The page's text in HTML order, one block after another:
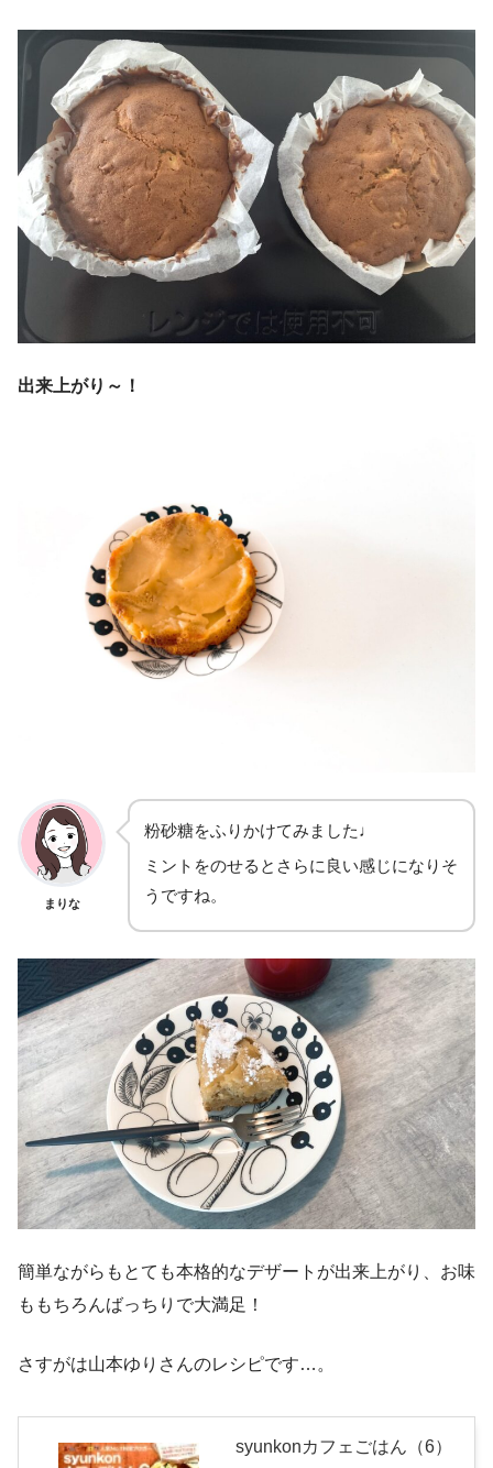
出来上がり～！
まりな
粉砂糖をふりかけてみました♩
ミントをのせるとさらに良い感じになりそ
うですね。
簡単ながらもとても本格的なデザートが出来上がり、お味
ももちろんばっちりで大満足！
さすがは山本ゆりさんのレシピです…。
syunkonカフェごはん（6）